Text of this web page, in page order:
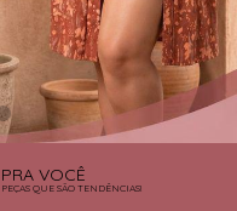
PRA VOCÊ
PEÇAS QUE SÃO TENDÊNCIAS!